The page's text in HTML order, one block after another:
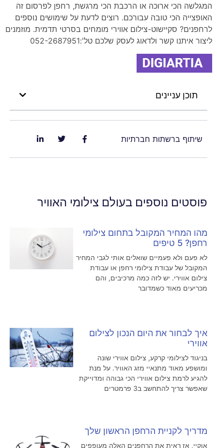
המגלשה הכי ארוכה או הרכבת הכי מרגשת, רחפן לפרסום זה
האופצייה הכי טובה עבורכם. רוצים לדעת על שימושים נוספים
לרחפנים? סקיישוט-צילום אווירי מומחים בסרטי תדמית. מוזמנים
ליצור איתנו קשר ולדאוג לעסק שלכם טל':052-2687951
תוכן עניינים
שיתוף ברשתות חברתיות
פוסטים נוספים בעולם צילומי האוויר
מהו המחיר המקובל בתחום צילומי
רחפן? 5 טיפים
לא פעם ולא פעמיים שואלים אותי לגבי המחיר
המקובל של עבודת צילומי רחפן או עבודת
צילום אווירי. יש לזה כמה מרכיבים, והם
מכריעים מאוד כשמדובר
איך לבחור את היום הנכון לצילום
אווירי
בניגוד לצילומי קרקע, צילום אווירי שונה
ומושפע מאוד מתנאיי מזג האוויר. על מנת
להגיע לרמת צילום אווירי הכי גבוהה ומדוייקת
שאפשר צריך להתחשב ב3 פרמטרים
מדריך לקניית הרחפן הראשון שלך
אוקיי, אז ראית את הרחפנים האלה מעופפים